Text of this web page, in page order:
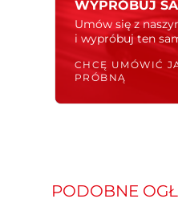
skrzynię
Stan techniczny i
• Samochód nowy
• Przedsprzedaż (
WYPRÓBUJ
Umów się z
i wypróbuj ten
CHCĘ UMÓWIĆ
PRÓBNĄ
PODOBNE